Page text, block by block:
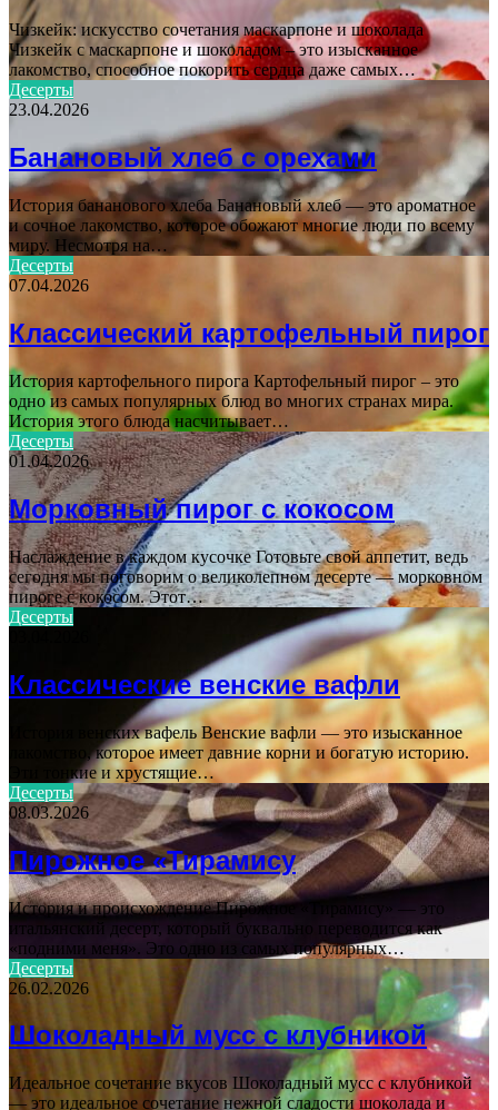
Чизкейк: искусство сочетания маскарпоне и шоколада
Чизкейк с маскарпоне и шоколадом – это изысканное
лакомство, способное покорить сердца даже самых…
Десерты
23.04.2026
Банановый хлеб с орехами
История бананового хлеба Банановый хлеб — это ароматное
и сочное лакомство, которое обожают многие люди по всему
миру. Несмотря на…
Десерты
07.04.2026
Классический картофельный пирог
История картофельного пирога Картофельный пирог – это
одно из самых популярных блюд во многих странах мира.
История этого блюда насчитывает…
Десерты
01.04.2026
Морковный пирог с кокосом
Наслаждение в каждом кусочке Готовьте свой аппетит, ведь
сегодня мы поговорим о великолепном десерте — морковном
пироге с кокосом. Этот…
Десерты
Классические венские вафли
История венских вафель Венские вафли — это изысканное
лакомство, которое имеет давние корни и богатую историю.
Эти тонкие и хрустящие…
Десерты
08.03.2026
Пирожное «Тирамису
История и происхождение Пирожное «Тирамису» — это
итальянский десерт, который буквально переводится как
«подними меня». Это одно из самых популярных…
Десерты
26.02.2026
Шоколадный мусс с клубникой
Идеальное сочетание вкусов Шоколадный мусс с клубникой
— это идеальное сочетание нежной сладости шоколада и